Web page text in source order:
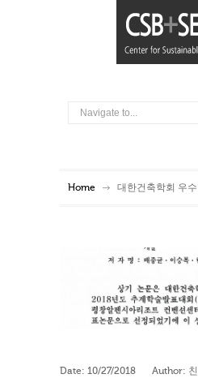
Home 대한건축학회 우
Date: 10/27/2018 Author: